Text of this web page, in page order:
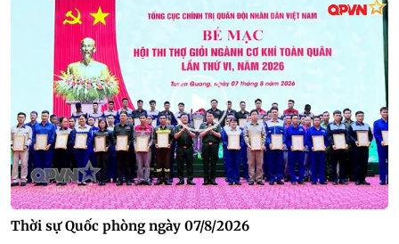
Thời sự Quốc phòng ngày 07/8/2026